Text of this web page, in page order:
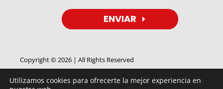
ENVIAR
Copyright © 2026 | All Rights Reserved
Utilizamos cookies para ofrecerte la mejor experiencia en